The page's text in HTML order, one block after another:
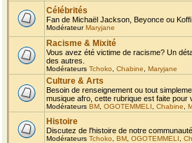
Célébrités
Fan de Michaël Jackson, Beyonce ou
ModérateurMaryjane
Racisme & Mixité
Vous avez été victime de racisme? Un
des autres.
Modérateurs Tchoko Chabine Maryjane
Culture & Arts
Besoin de renseignement ou tout
musique afro, cette rubrique est faite pour
Modérateurs BM OGOTEMMELI Chabine
Histoire
Discutez de l'histoire de notre
Modérateurs Tchoko BM OGOTEMMELI